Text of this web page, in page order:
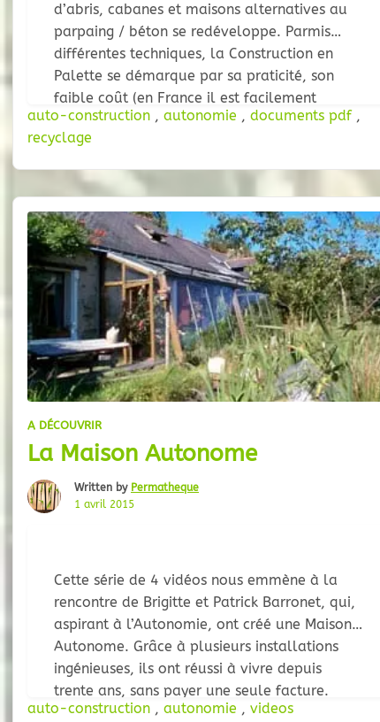
d’abris, cabanes et maisons alternatives au
parpaing / béton se redéveloppe. Parmis
différentes techniques, la Construction en
Palette se démarque par sa praticité, son
faible coût (en France il est facilement
possible de récupérer le materiel nécessaire
et ainsi recycler tout en batissant sans frais),
auto-construction , autonomie , documents pdf ,
recyclage
A DÉCOUVRIR
La Maison Autonome
Written by Permatheque
1 avril 2015
Cette série de 4 vidéos nous emmène à la
rencontre de Brigitte et Patrick Barronet, qui,
aspirant à l’Autonomie, ont créé une Maison
Autonome. Grâce à plusieurs installations
ingénieuses, ils ont réussi à vivre depuis
trente ans, sans payer une seule facture.
Partageant leurs valeurs, un collectif à
auto-construction , autonomie , videos